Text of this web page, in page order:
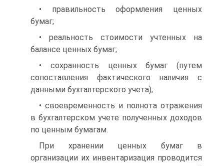
• правильность оформления ценных
бумаг;
• реальность стоимости учтенных на
балансе ценных бумаг;
• сохранность ценных бумаг (путем
сопоставления фактического наличия с
данными бухгалтерского учета);
• своевременность и полнота отражения
в бухгалтерском учете полученных доходов
по ценным бумагам.
При хранении ценных бумаг в
организации их инвентаризация проводится